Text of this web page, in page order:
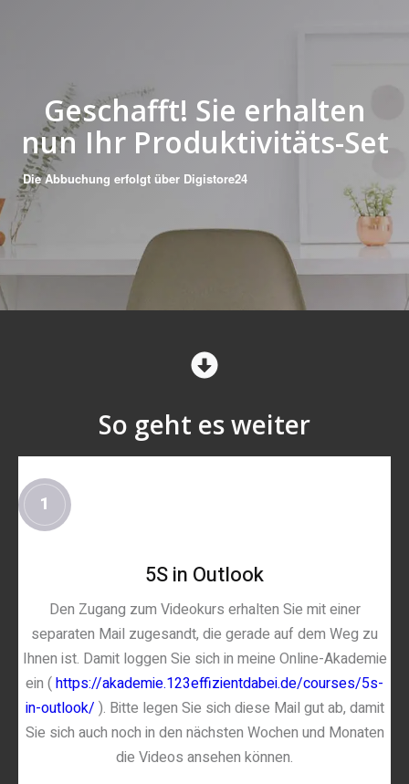
Geschafft! Sie erhalten
nun Ihr Produktivitäts-Set
Die Abbuchung erfolgt über Digistore24
So geht es weiter
1
5S in Outlook
Den Zugang zum Videokurs erhalten Sie mit einer
separaten Mail zugesandt, die gerade auf dem Weg zu
Ihnen ist. Damit loggen Sie sich in meine Online-Akademie
ein (https://akademie.123effizientdabei.de/courses/5s-
in-outlook/ ). Bitte legen Sie sich diese Mail gut ab, damit
Sie sich auch noch in den nächsten Wochen und Monaten
die Videos ansehen können.